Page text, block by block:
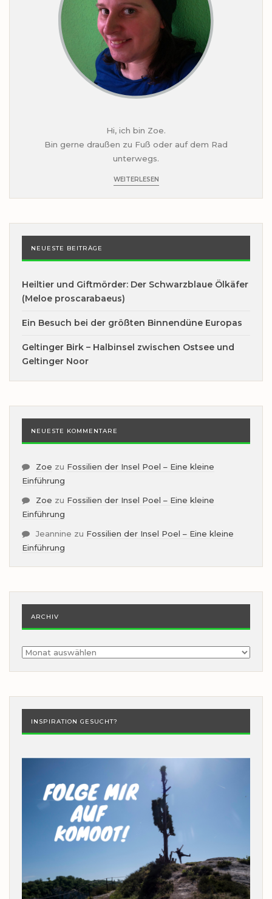
Hi, ich bin Zoe.
Bin gerne draußen zu Fuß oder auf dem Rad
unterwegs.
WEITERLESEN
NEUESTE BEITRÄGE
Heiltier und Giftmörder: Der Schwarzblaue Ölkäfer
(Meloe proscarabaeus)
Ein Besuch bei der größten Binnendüne Europas
Geltinger Birk – Halbinsel zwischen Ostsee und
Geltinger Noor
NEUESTE KOMMENTARE
Zoe zu Fossilien der Insel Poel – Eine kleine
Einführung
Zoe zu Fossilien der Insel Poel – Eine kleine
Einführung
Jeannine zu Fossilien der Insel Poel – Eine kleine
Einführung
ARCHIV
Archiv
INSPIRATION GESUCHT?